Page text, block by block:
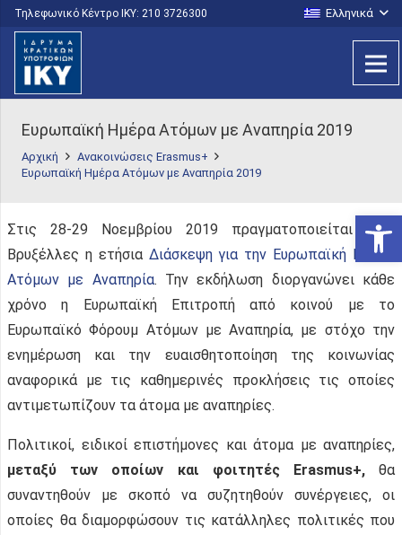
Τηλεφωνικό Κέντρο IKY: 210 3726300 Ελληνικά
Ευρωπαϊκή Ημέρα Ατόμων με Αναπηρία 2019
Αρχική
Ανακοινώσεις Erasmus+
Ευρωπαϊκή Ημέρα Ατόμων με Αναπηρία 2019
Στις 28-29 Νοεμβρίου 2019 πραγματοποιείται στις
Βρυξέλλες η ετήσια Διάσκεψη για την Ευρωπαϊκή Ημέρα
Ατόμων με Αναπηρία. Την εκδήλωση διοργανώνει κάθε
χρόνο η Ευρωπαϊκή Επιτροπή από κοινού με το
Ευρωπαϊκό Φόρουμ Ατόμων με Αναπηρία, με στόχο την
ενημέρωση και την ευαισθητοποίηση της κοινωνίας
αναφορικά με τις καθημερινές προκλήσεις τις οποίες
αντιμετωπίζουν τα άτομα με αναπηρίες.
Πολιτικοί, ειδικοί επιστήμονες και άτομα με αναπηρίες,
μεταξύ των οποίων και φοιτητές Erasmus+,θα
συναντηθούν με σκοπό να συζητηθούν συνέργειες, οι
οποίες θα διαμορφώσουν τις κατάλληλες πολιτικές που